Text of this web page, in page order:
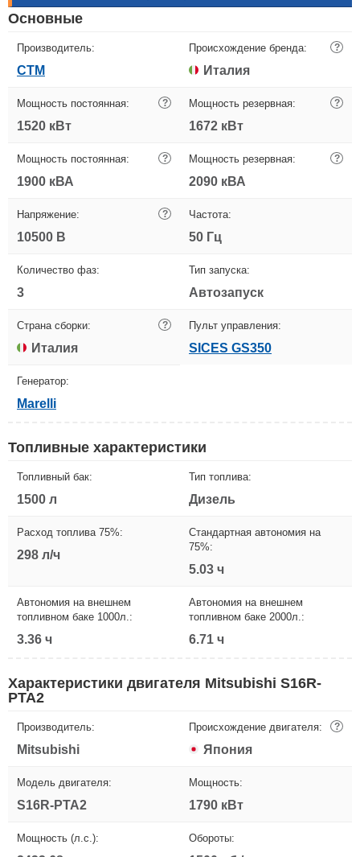
Основные
Производитель:
CTM
Происхождение бренда: ?
Италия
Мощность постоянная: ?
1520 кВт
Мощность резервная: ?
1672 кВт
Мощность постоянная: ?
1900 кВА
Мощность резервная: ?
2090 кВА
Напряжение: ?
10500 В
Частота:
50 Гц
Количество фаз:
3
Тип запуска:
Автозапуск
Страна сборки: ?
Италия
Пульт управления:
SICES GS350
Генератор:
Marelli
Топливные характеристики
Топливный бак:
1500 л
Тип топлива:
Дизель
Расход топлива 75%:
298 л/ч
Стандартная автономия на
75%:
5.03 ч
Автономия на внешнем
топливном баке 1000л.:
3.36 ч
Автономия на внешнем
топливном баке 2000л.:
6.71 ч
Характеристики двигателя Mitsubishi S16R-
PTA2
Производитель:
Mitsubishi
Происхождение двигателя: ?
Япония
Модель двигателя:
S16R-PTA2
Мощность:
1790 кВт
Мощность (л.с.): Обороты: